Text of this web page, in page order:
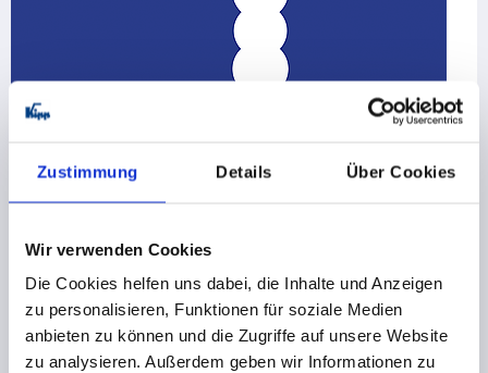
Zustimmung Details Über Cookies
Wir verwenden Cookies
Die Cookies helfen uns dabei, die Inhalte und Anzeigen
zu personalisieren, Funktionen für soziale Medien
anbieten zu können und die Zugriffe auf unsere Website
zu analysieren. Außerdem geben wir Informationen zu